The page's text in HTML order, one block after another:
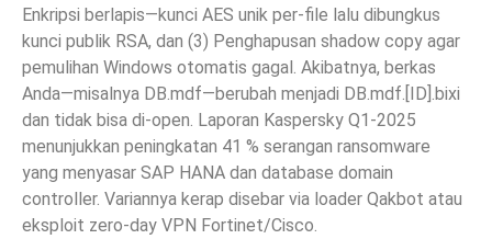
Enkripsi berlapis—kunci AES unik per‑file lalu dibungkus
kunci publik RSA, dan (3) Penghapusan shadow copy agar
pemulihan Windows otomatis gagal. Akibatnya, berkas
Anda—misalnya DB.mdf—berubah menjadi DB.mdf.[ID].bixi
dan tidak bisa di‑open. Laporan Kaspersky Q1‑2025
menunjukkan peningkatan 41 % serangan ransomware
yang menyasar SAP HANA dan database domain
controller. Variannya kerap disebar via loader Qakbot atau
eksploit zero‑day VPN Fortinet/Cisco.